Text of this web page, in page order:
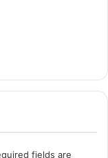
fields are